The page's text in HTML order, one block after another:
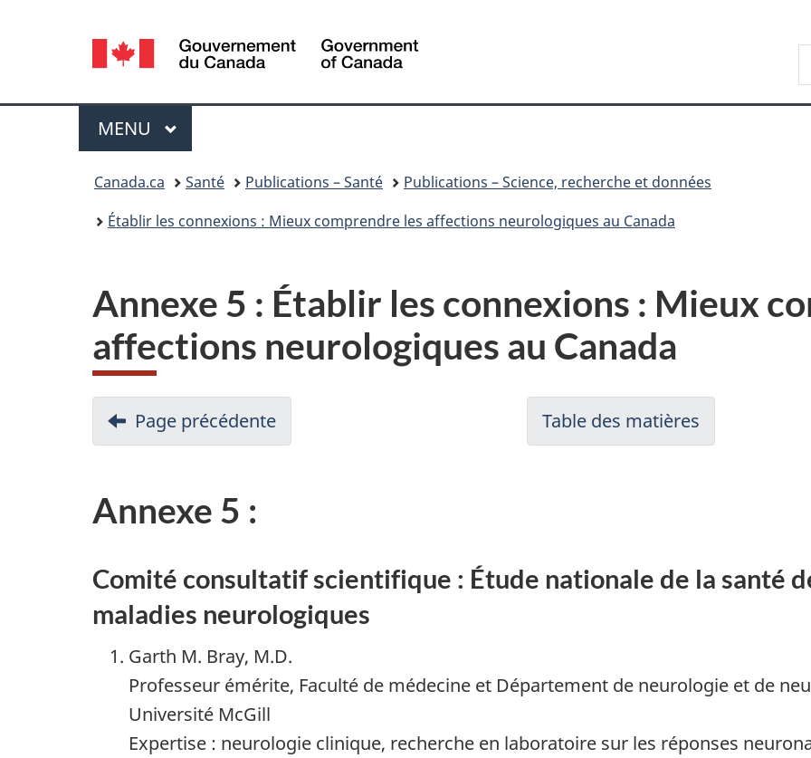
sujet
HTML
Sélection
de
la
langue
Canada
Menu
MENU PRINCIPAL
Canada.ca Santé Publications – Santé
Publications – Science, recherche et données
Établir les connexions : Mieux comprendre les affections neurologiques au Canada
Annexe 5 : Établir les connexions : Mieux
affections neurologiques au Canada
Page précédente Table des matières
Annexe 5 :
Comité consultatif scientifique : Étude nationale de la santé
maladies neurologiques
Garth M. Bray, M.D.
Professeur émérite, Faculté de médecine et Département de neurologie et de
Université McGill
Expertise : neurologie clinique, recherche en laboratoire sur les réponses